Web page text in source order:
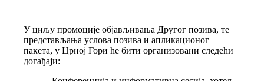
У циљу промоције објављивања Другог позива, те
представљања услова позива и апликационог
пакета, у Црној Гори ће бити организовани следећи
догађаји: